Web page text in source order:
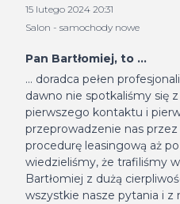
15 lutego 2024 20:31
Salon - samochody nowe
Pan Bartłomiej, to ...
... doradca pełen
dawno nie spotkaliśmy się
pierwszego kontaktu i
przeprowadzenie nas
procedurę leasingową aż
wiedzieliśmy, że trafiliśmy
Bartłomiej z dużą
wszystkie nasze pytania i z